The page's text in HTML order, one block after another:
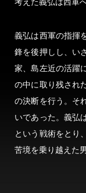
義弘は西軍の指揮
鋒を後押しし、い
家、島左近の活躍
の中に取り残され
の決断を行う。そ
いであった。義弘
という戦術をとり
苦境を乗り越えた